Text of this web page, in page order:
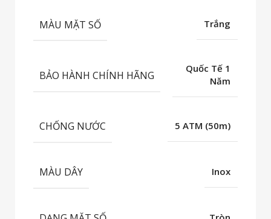
MÀU MẶT SỐ Trắng
BẢO HÀNH CHÍNH HÃNG
Quốc Tế 1
Năm
CHỐNG NƯỚC 5 ATM (50m)
MÀU DÂY Inox